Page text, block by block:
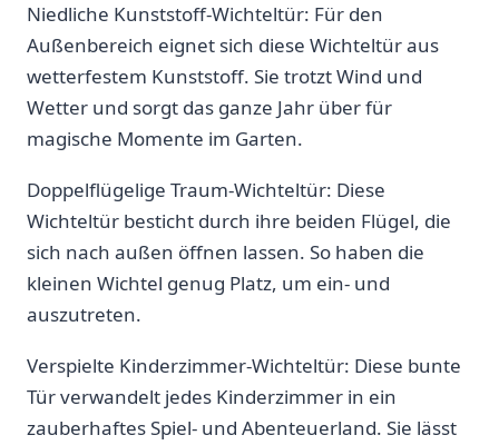
Niedliche Kunststoff-Wichteltür: Für den
Außenbereich eignet sich diese Wichteltür aus
wetterfestem Kunststoff. Sie ​trotzt Wind und
Wetter und sorgt das ganze Jahr über für
magische Momente im⁢ Garten.
Doppelflügelige ‌Traum-Wichteltür: Diese
Wichteltür besticht durch ihre beiden Flügel, die
sich nach außen‌ öffnen lassen. So haben die
kleinen Wichtel genug Platz, um ein- und
auszutreten.
Verspielte Kinderzimmer-Wichteltür: Diese bunte
Tür verwandelt jedes Kinderzimmer in ein
zauberhaftes Spiel-‍ und Abenteuerland. Sie lässt